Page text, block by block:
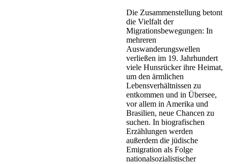
Die Zusammenstellung betont
die Vielfalt der
Migrationsbewegungen: In
mehreren
Auswanderungswellen
verließen im 19. Jahrhundert
viele Hunsrücker ihre Heimat,
um den ärmlichen
Lebensverhältnissen zu
entkommen und in Übersee,
vor allem in Amerika und
Brasilien, neue Chancen zu
suchen. In biografischen
Erzählungen werden
außerdem die jüdische
Emigration als Folge
nationalsozialistischer